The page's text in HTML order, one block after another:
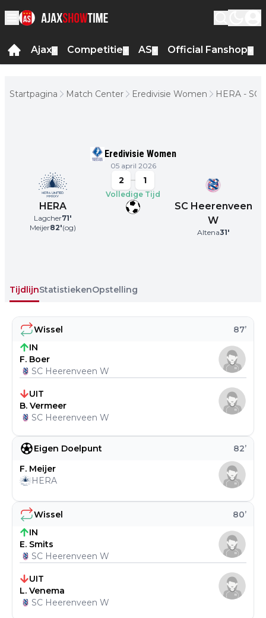
Ajax Competitie AS Official Fanshop
Startpagina Match Center Eredivisie Women
HERA - SC
Eredivisie Women
05 april 2026
HERA
Lagcher71'
Meijer82'(og)
2 1
Volledige Tijd
SC Heerenveen
W
Altena31'
TijdlijnStatistiekenOpstelling
Wissel 80’
IN
E. Smits
SC Heerenveen W
UIT
L. Venema
SC Heerenveen W
Eigen Doelpunt 82’
F. Meijer
HERA
Wissel 87’
IN
F. Boer
SC Heerenveen W
UIT
B. Vermeer
SC Heerenveen W